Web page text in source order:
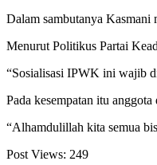
Dalam sambutanya Kasmani
Menurut Politikus Partai
“Sosialisasi IPWK ini wajib
Pada kesempatan itu
“Alhamdulillah kita semua
Post Views: 249